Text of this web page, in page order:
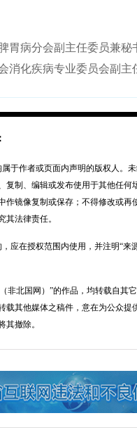
病分会副主任委员兼秘
消化疾病专业委员会副主
于作者或页面内声明的版权人。
复制、编辑或发布使用于其他任
作镜像复制或保存；不得修改或
其法律责任。
应在授权范围内使用，并注明“
非北国网）”的作品，均转载自其
载其他媒体之稿件，意在为公众
其撤除。